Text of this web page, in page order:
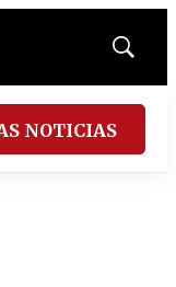
Mostrar
NOTICIAS